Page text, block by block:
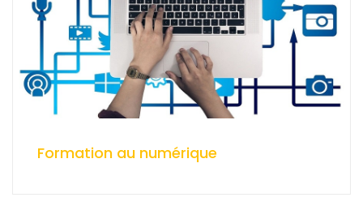
Formation au numérique